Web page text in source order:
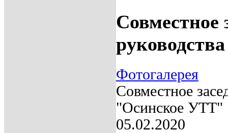
Фотогалерея
Совместное
"Осинское УТТ"
05.02.2020